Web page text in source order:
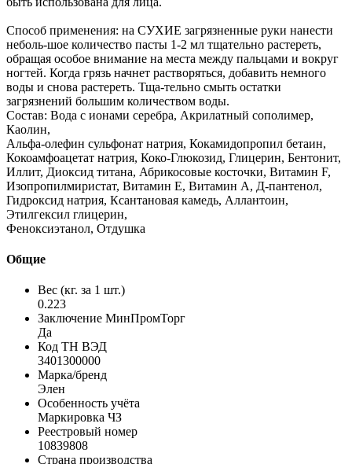
Способ применения: на СУХИЕ загрязненные руки нанести
неболь-шое количество пасты 1-2 мл тщательно растереть,
обращая особое внимание на места между пальцами и вокруг
ногтей. Когда грязь начнет растворяться, добавить немного
воды и снова растереть. Тща-тельно смыть остатки
загрязнений большим количеством воды.
Состав: Вода с ионами серебра, Акрилатный сополимер,
Каолин,
Альфа-олефин сульфонат натрия, Кокамидопропил бетаин,
Кокоамфоацетат натрия, Коко-Глюкозид, Глицерин, Бентонит,
Иллит, Диоксид титана, Абрикосовые косточки, Витамин F,
Изопропилмиристат, Витамин Е, Витамин А, Д-пантенол,
Гидроксид натрия, Ксантановая камедь, Аллантоин,
Этилгексил глицерин,
Феноксиэтанол, Отдушка
Общие
Вес (кг. за 1 шт.)
0.223
Заключение МинПромТорг
Да
Код ТН ВЭД
3401300000
Марка/бренд
Элен
Особенность учёта
Маркировка ЧЗ
Реестровый номер
10839808
Страна производства